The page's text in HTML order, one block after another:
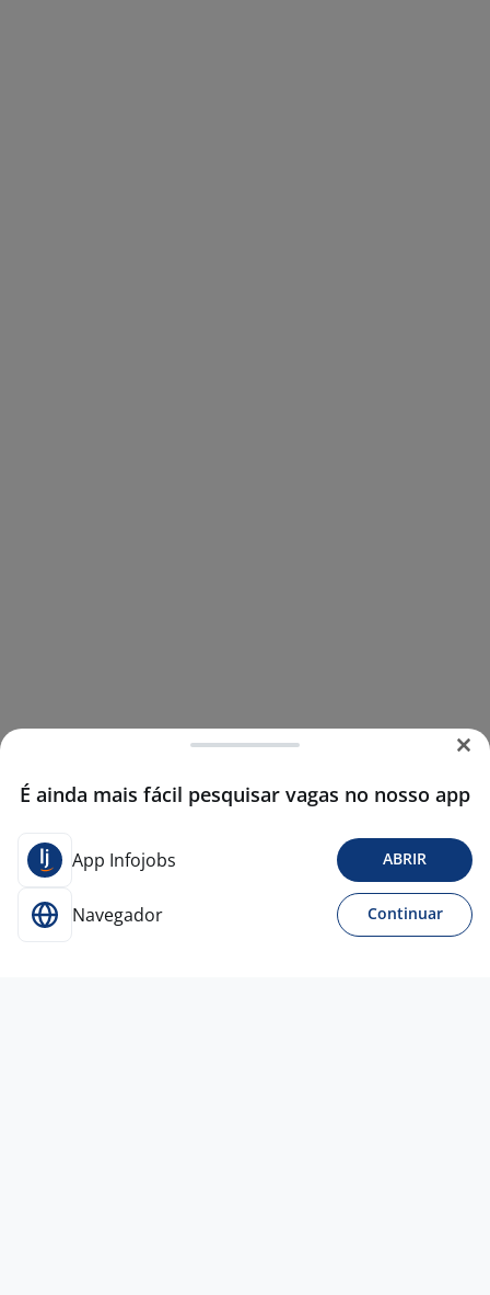
É ainda mais fácil pesquisar vagas no nosso app
App Infojobs ABRIR
Navegador Continuar